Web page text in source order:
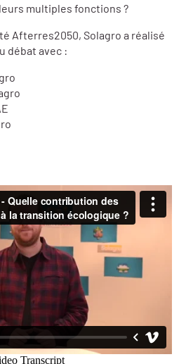
multiples fonctions ?
Afterres2050, Solagro a réalisé
débat avec :